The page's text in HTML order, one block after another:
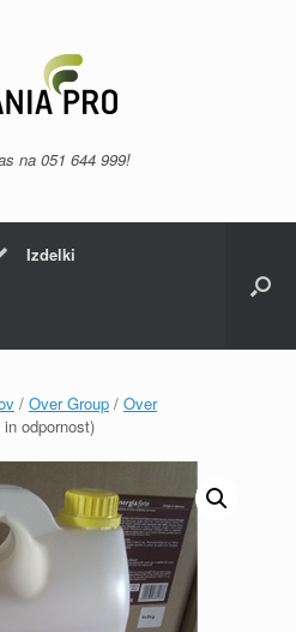
na 051 644 999!
Izdelki
/ Over Group / Over
odpornost)